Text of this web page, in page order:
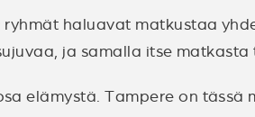
haluavat matkustaa
ja samalla itse
elämystä. Tampere on tässä